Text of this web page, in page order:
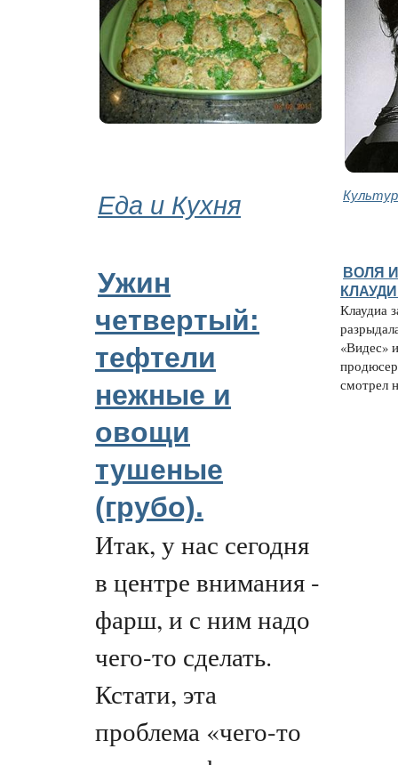
Еда и Кухня
Ужин
четвертый:
тефтели
нежные и
овощи
тушеные
(грубо).
Итак, у нас сегодня
в центре внимания -
фарш, и с ним надо
чего-то сделать.
Кстати, эта
проблема «чего-то
ВОЛЯ
Клаудиа
«Видес»
смотрел